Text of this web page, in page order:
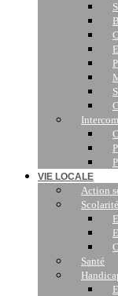
VIE LOCALE
Action
Scolarité
Santé